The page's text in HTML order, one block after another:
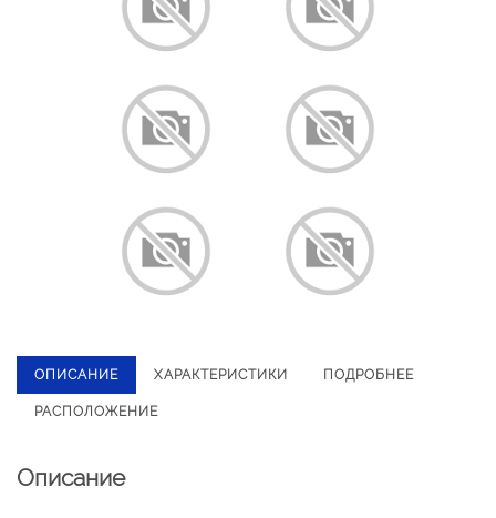
ОПИСАНИЕ ХАРАКТЕРИСТИКИ ПОДРОБНЕЕ
РАСПОЛОЖЕНИЕ
Описание